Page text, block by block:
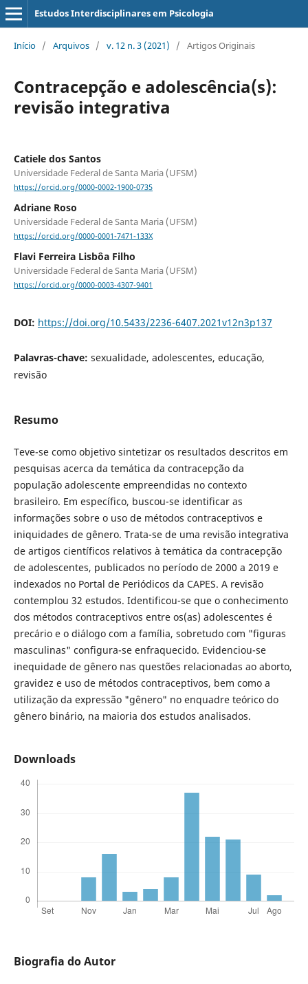
Estudos Interdisciplinares em Psicologia
Início / Arquivos / v. 12 n. 3 (2021) / Artigos Originais
Contracepção e adolescência(s):
revisão integrativa
Catiele dos Santos
Universidade Federal de Santa Maria (UFSM)
https://orcid.org/0000-0002-1900-0735
Adriane Roso
Universidade Federal de Santa Maria (UFSM)
https://orcid.org/0000-0001-7471-133X
Flavi Ferreira Lisbôa Filho
Universidade Federal de Santa Maria (UFSM)
https://orcid.org/0000-0003-4307-9401
DOI: https://doi.org/10.5433/2236-6407.2021v12n3p137
Palavras-chave: sexualidade, adolescentes, educação,
revisão
Resumo
Teve-se como objetivo sintetizar os resultados descritos em
pesquisas acerca da temática da contracepção da
população adolescente empreendidas no contexto
brasileiro. Em específico, buscou-se identificar as
informações sobre o uso de métodos contraceptivos e
iniquidades de gênero. Trata-se de uma revisão integrativa
de artigos científicos relativos à temática da contracepção
de adolescentes, publicados no período de 2000 a 2019 e
indexados no Portal de Periódicos da CAPES. A revisão
contemplou 32 estudos. Identificou-se que o conhecimento
dos métodos contraceptivos entre os(as) adolescentes é
precário e o diálogo com a família, sobretudo com "figuras
masculinas" configura-se enfraquecido. Evidenciou-se
inequidade de gênero nas questões relacionadas ao aborto,
gravidez e uso de métodos contraceptivos, bem como a
utilização da expressão "gênero" no enquadre teórico do
gênero binário, na maioria dos estudos analisados.
Downloads
Biografia do Autor